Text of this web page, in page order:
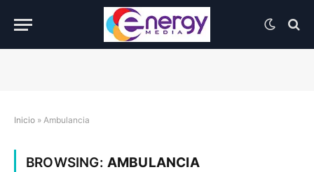
Inicio » Ambulancia
BROWSING: AMBULANCIA